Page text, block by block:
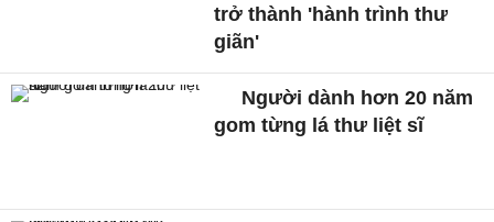
trở thành 'hành trình thư
giãn'
Người dành hơn 20 năm
gom từng lá thư liệt sĩ